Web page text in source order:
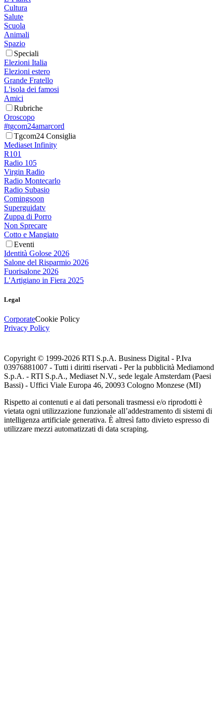
Cultura
Salute
Scuola
Animali
Spazio
Speciali
Elezioni Italia
Elezioni estero
Grande Fratello
L'isola dei famosi
Amici
Rubriche
Oroscopo
#tgcom24amarcord
Tgcom24 Consiglia
Mediaset Infinity
R101
Radio 105
Virgin Radio
Radio Montecarlo
Radio Subasio
Comingsoon
Superguidatv
Zuppa di Porro
Non Sprecare
Cotto e Mangiato
Eventi
Identità Golose 2026
Salone del Risparmio 2026
Fuorisalone 2026
L'Artigiano in Fiera 2025
Legal
CorporateCookie Policy
Privacy Policy
Copyright © 1999-2026 RTI S.p.A. Business Digital - P.Iva
03976881007 - Tutti i diritti riservati - Per la pubblicità Mediamond
S.p.A. - RTI S.p.A., Mediaset N.V., sede legale Amsterdam (Paesi
Bassi) - Uffici Viale Europa 46, 20093 Cologno Monzese (MI)
Rispetto ai contenuti e ai dati personali trasmessi e/o riprodotti è
vietata ogni utilizzazione funzionale all’addestramento di sistemi di
intelligenza artificiale generativa. È altresì fatto divieto espresso di
utilizzare mezzi automatizzati di data scraping.